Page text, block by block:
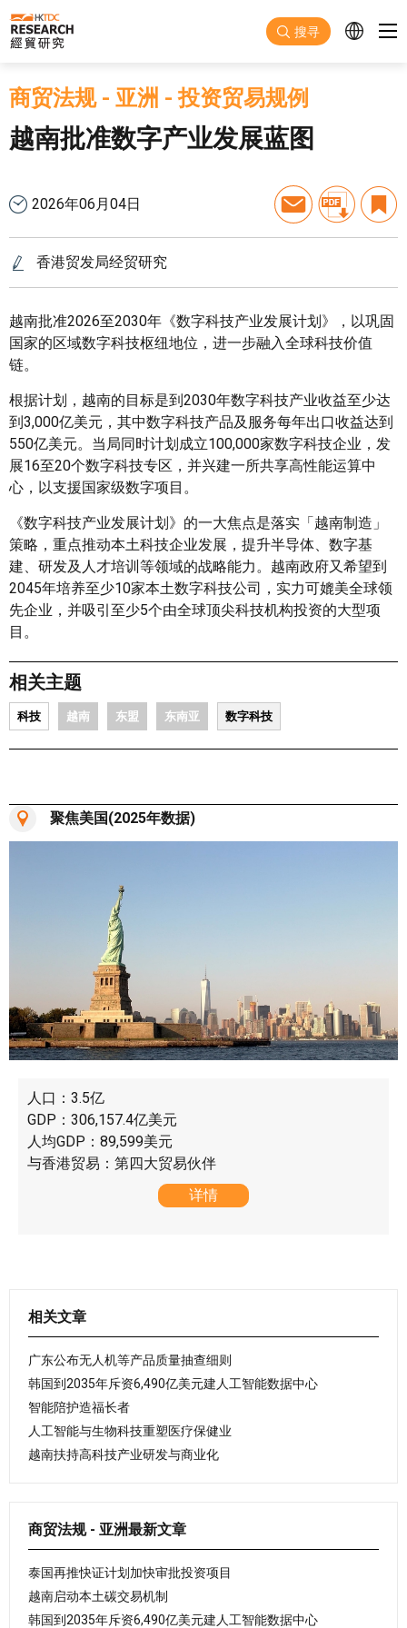
跳至主要内容
搜寻
商贸法规- 亚洲 -投资贸易规例
越南批准数字产业发展蓝图
2026年06月04日
香港贸发局经贸研究
越南批准2026至2030年《数字科技产业发展计划》，以巩固
国家的区域数字科技枢纽地位，进一步融入全球科技价值
链。
根据计划，越南的目标是到2030年数字科技产业收益至少达
到3,000亿美元，其中数字科技产品及服务每年出口收益达到
550亿美元。当局同时计划成立100,000家数字科技企业，发
展16至20个数字科技专区，并兴建一所共享高性能运算中
心，以支援国家级数字项目。
《数字科技产业发展计划》的一大焦点是落实「越南制造」
策略，重点推动本土科技企业发展，提升半导体、数字基
建、研发及人才培训等领域的战略能力。越南政府又希望到
2045年培养至少10家本土数字科技公司，实力可媲美全球领
先企业，并吸引至少5个由全球顶尖科技机构投资的大型项
目。
相关主题
科技 越南 东盟 东南亚 数字科技
聚焦美国(2025年数据)
人口：3.5亿
GDP：306,157.4亿美元
人均GDP：89,599美元
与香港贸易：第四大贸易伙伴
详情
相关文章
广东公布无人机等产品质量抽查细则
韩国到2035年斥资6,490亿美元建人工智能数据中心
智能陪护造福长者
人工智能与生物科技重塑医疗保健业
越南扶持高科技产业研发与商业化
商贸法规 - 亚洲最新文章
泰国再推快证计划加快审批投资项目
越南启动本土碳交易机制
韩国到2035年斥资6,490亿美元建人工智能数据中心